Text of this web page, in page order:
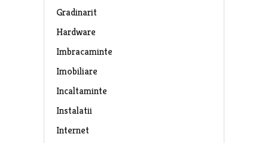
Gradinarit
Hardware
Imbracaminte
Imobiliare
Incaltaminte
Instalatii
Internet